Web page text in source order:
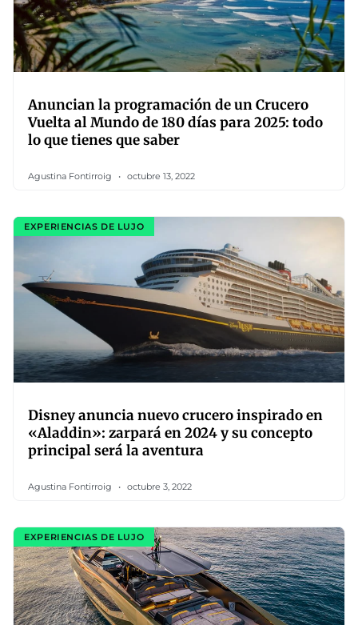
Anuncian la programación de un Crucero
Vuelta al Mundo de 180 días para 2025: todo
lo que tienes que saber
Agustina Fontirroig octubre 13, 2022
EXPERIENCIAS DE LUJO
Disney anuncia nuevo crucero inspirado en
«Aladdin»: zarpará en 2024 y su concepto
principal será la aventura
Agustina Fontirroig octubre 3, 2022
EXPERIENCIAS DE LUJO